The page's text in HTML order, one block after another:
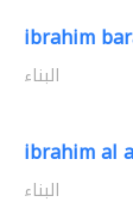
ibrahim
البناء
ibrahim al
البناء